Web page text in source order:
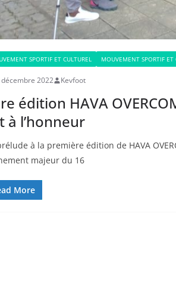
SPORTIF ET CULTUREL MOUVEMENT SPORTIF ET
décembre 2022 Kevfoot
édition HAVA
à l’honneur
à la première édition de HAVA
majeur du 16
More